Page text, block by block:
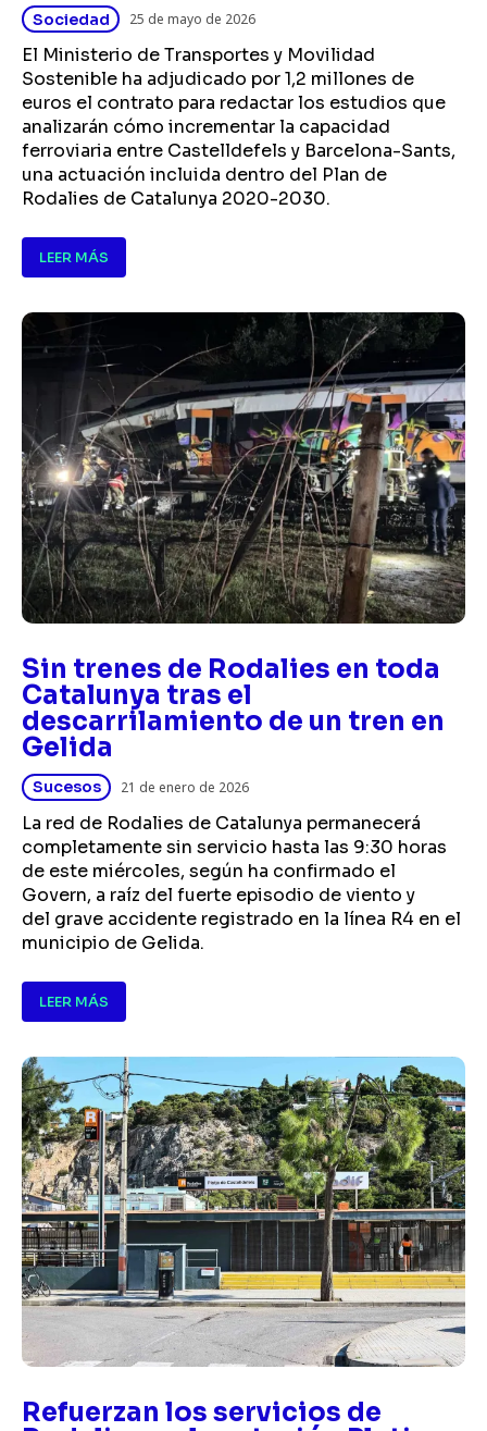
Sociedad 25 de mayo de 2026
El Ministerio de Transportes y Movilidad
Sostenible ha adjudicado por 1,2 millones de
euros el contrato para redactar los estudios que
analizarán cómo incrementar la capacidad
ferroviaria entre Castelldefels y Barcelona-Sants,
una actuación incluida dentro del Plan de
Rodalies de Catalunya 2020-2030.
LEER MÁS
Sin trenes de Rodalies en toda
Catalunya tras el
descarrilamiento de un tren en
Gelida
Sucesos 21 de enero de 2026
La red de Rodalies de Catalunya permanecerá
completamente sin servicio hasta las 9:30 horas
de este miércoles, según ha confirmado el
Govern, a raíz del fuerte episodio de viento y
del grave accidente registrado en la línea R4 en el
municipio de Gelida.
LEER MÁS
Refuerzan los servicios de